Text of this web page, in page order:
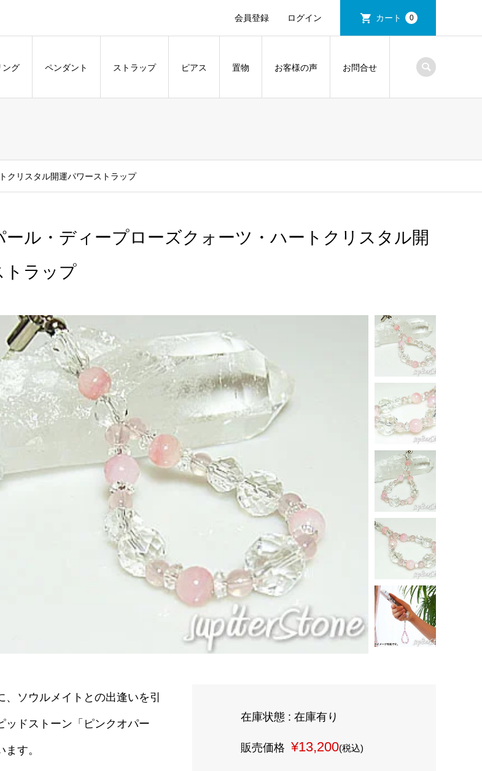
会員登録 ログイン カート 0
ング ペンダント ストラップ ピアス 置物 お客様の声 お問合せ
クリスタル開運パワーストラップ
ール・ディープローズクォーツ・ハートクリスタル開
トラップ
、ソウルメイトとの出逢いを引
ッドストーン「ピンクオパー
す。
在庫状態 : 在庫有り
販売価格¥13,200(税込)